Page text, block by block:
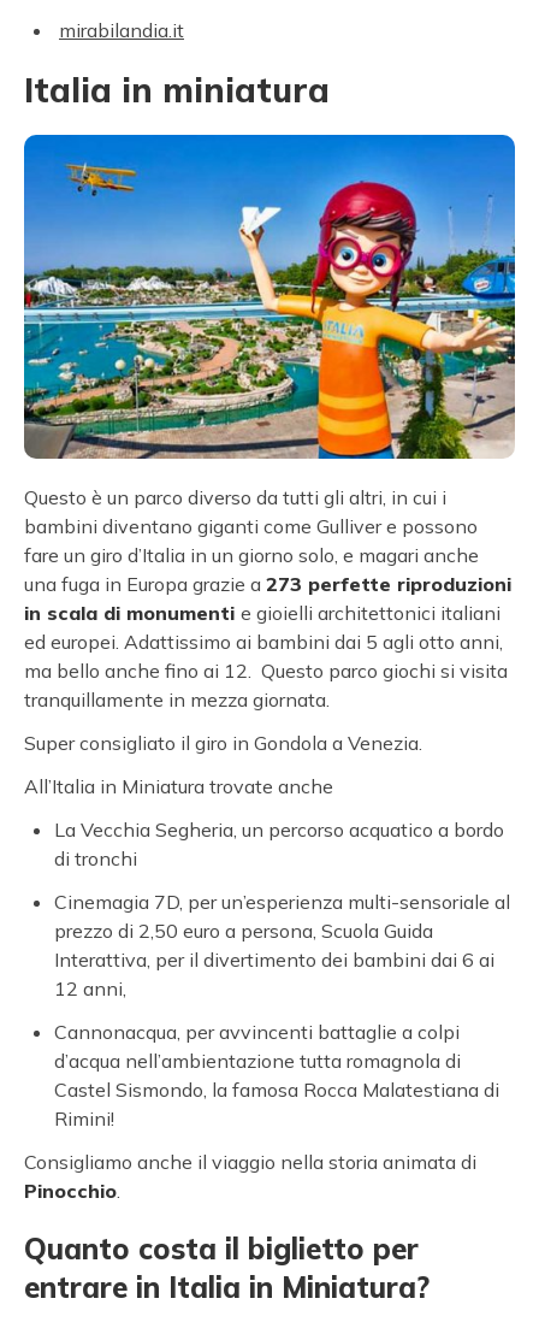
mirabilandia.it
Italia in miniatura
Questo è un parco diverso da tutti gli altri, in cui i
bambini diventano giganti come Gulliver e possono
fare un giro d’Italia in un giorno solo, e magari anche
una fuga in Europa grazie a 273 perfette riproduzioni
in scala di monumenti e gioielli architettonici italiani
ed europei. Adattissimo ai bambini dai 5 agli otto anni,
ma bello anche fino ai 12. Questo parco giochi si visita
tranquillamente in mezza giornata.
Super consigliato il giro in Gondola a Venezia.
All’Italia in Miniatura trovate anche
La Vecchia Segheria, un percorso acquatico a bordo
di tronchi
Cinemagia 7D, per un’esperienza multi-sensoriale al
prezzo di 2,50 euro a persona, Scuola Guida
Interattiva, per il divertimento dei bambini dai 6 ai
12 anni,
Cannonacqua, per avvincenti battaglie a colpi
d’acqua nell’ambientazione tutta romagnola di
Castel Sismondo, la famosa Rocca Malatestiana di
Rimini!
Consigliamo anche il viaggio nella storia animata di
Pinocchio.
Quanto costa il biglietto per
entrare in Italia in Miniatura?